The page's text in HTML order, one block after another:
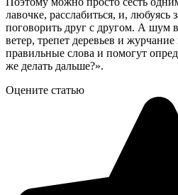
лавочке, расслабиться, и,
поговорить друг с другом. А шум
ветер, трепет деревьев и
правильные слова и помогут
же делать дальше?».
Оцените статью